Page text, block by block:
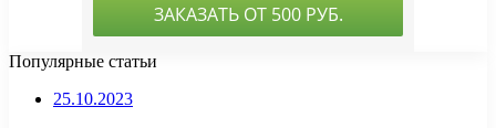
Популярные статьи
25.10.2023